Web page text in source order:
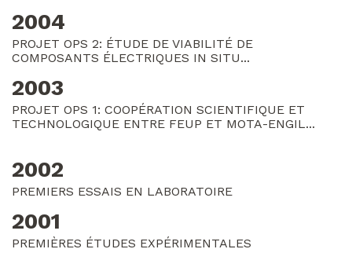
2004
PROJET OPS 2: ÉTUDE DE VIABILITÉ DE
COMPOSANTS ÉLECTRIQUES IN SITU...
2003
PROJET OPS 1: COOPÉRATION SCIENTIFIQUE ET
TECHNOLOGIQUE ENTRE FEUP ET MOTA-ENGIL...
2002
PREMIERS ESSAIS EN LABORATOIRE
2001
PREMIÈRES ÉTUDES EXPÉRIMENTALES